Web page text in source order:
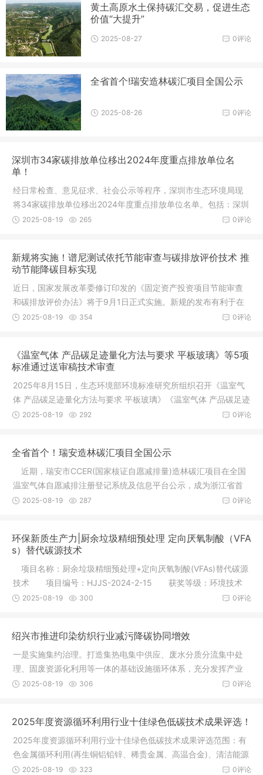
黄土高原水土保持碳汇交易，促进生态
价值“大提升”
0评论
2025-08-27
全省首个!瑞安造林碳汇项目全国公示
0评论
2025-08-26
深圳市34家碳排放单位移出2024年度重点排放单位名
单！
经日常检查、意见征求、社会公示等程序，深圳市生态环境局现
将34家碳排放单位移出2024年度重点排放单位名单。包括：深圳
市深南益
0评论
2025-08-19 265
新规将实施！谱尼测试依托节能审查与碳排放评价技术 推
动节能降碳目标实现
近日，国家发展改革委修订印发的《固定资产投资项目节能审查
和碳排放评价办法》将于9月1日正式实施。新规的发布有利于在
新形势下
0评论
2025-08-19 354
《温室气体 产品碳足迹量化方法与要求 平板玻璃》等5项
标准通过送审稿技术审查
2025年8月15日，生态环境部环境标准研究所组织召开《温室气
体 产品碳足迹量化方法与要求 平板玻璃》《温室气体 产品碳足迹
量化方
0评论
2025-08-19 292
全省首个！瑞安造林碳汇项目全国公示
近期，瑞安市CCER(国家核证自愿减排量)造林碳汇项目在全国
温室气体自愿减排注册登记系统及信息平台公示，成为浙江省首
个实现公
0评论
2025-08-19 287
环保新质生产力|厨余垃圾精细预处理 定向厌氧制酸（VFA
s）替代碳源技术
项目名称：厨余垃圾精细预处理+定向厌氧制酸(VFAs)替代碳源
技术 项目编号：HJJS-2024-2-15 获奖等级：环境技术
进步奖二
0评论
2025-08-19 300
绍兴市推进印染纺织行业减污降碳协同增效
一是实施集约治理。打造集热电集中供应、废水分质分流集中处
理、固废资源化利用等一体的基础设施循环体系，充分发挥产业
集聚的绿
0评论
2025-08-19 306
2025年度资源循环利用行业十佳绿色低碳技术成果评选！
2025年度资源循环利用行业十佳绿色低碳技术成果评选范围：有
色金属循环利用(再生铜铝铅锌、稀贵金属、高温合金)、清洁能源
固废资
0评论
2025-08-19 323